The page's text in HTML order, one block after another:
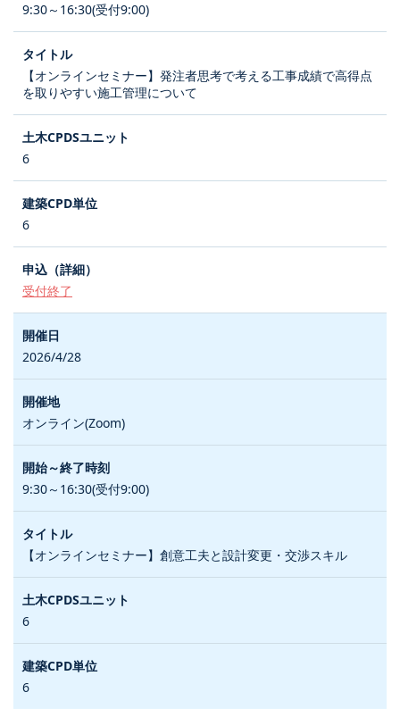
9:30～16:30(受付9:00)
【オンラインセミナー】発注者思考で考える工事成績で高得点
を取りやすい施工管理について
6
6
受付終了
2026/4/28
オンライン(Zoom)
9:30～16:30(受付9:00)
【オンラインセミナー】創意工夫と設計変更・交渉スキル
6
6